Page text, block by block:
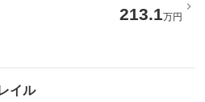
213.1万円
イル